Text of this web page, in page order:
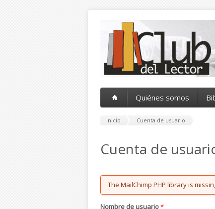
Quiénes somos
Inicio Cuenta de usuario
Cuenta de
Error message
The MailChimp PHP library is
Nombre de usuario*